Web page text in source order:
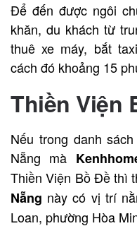
Để đến được ngôi
khăn, du khách từ
thuê xe máy, bắt
cách đó khoảng 15
Thiền Viện
Nếu trong danh
Nẵng mà
Thiền Viện Bồ Đề thì
Nẵng này có vị trí
Loan, phường Hòa